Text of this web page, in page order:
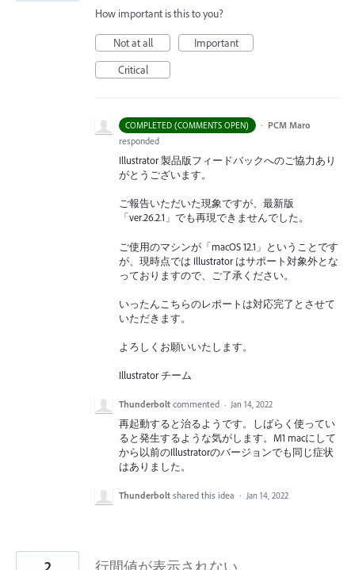
How important is this to you?
Not at all
Important
Critical
COMPLETED (COMMENTS OPEN) · PCM Maro
responded
Illustrator 製品版フィードバックへのご協力あり
がとうございます。
ご報告いただいた現象ですが、最新版
「ver.26.2.1」でも再現できませんでした。
ご使用のマシンが「macOS 12.1」ということです
が、現時点では Illustrator はサポート対象外とな
っておりますので、ご了承ください。
いったんこちらのレポートは対応完了とさせて
いただきます。
よろしくお願いいたします。
Illustrator チーム
Thunderbolt commented · Jan 14, 2022
再起動すると治るようです。しばらく使ってい
ると発生するような気がします。M1 macにして
から以前のIllustratorのバージョンでも同じ症状
はありました。
Thunderbolt shared this idea · Jan 14, 2022